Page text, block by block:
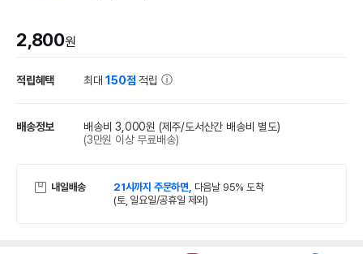
2,800원
적립혜택 최대150점 적립
배송정보 배송비 3,000원 (제주/도서산간 배송비 별도)
(3만원 이상 무료배송)
내일배송 21시까지 주문하면, 다음날 95% 도착
(토, 일요일/공휴일 제외)